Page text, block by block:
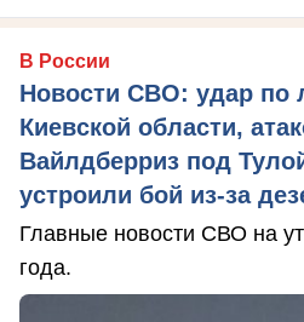
В России
Новости СВО: удар по
Киевской области,
Вайлдберриз под
устроили бой из-за
Главные новости СВО на
года.